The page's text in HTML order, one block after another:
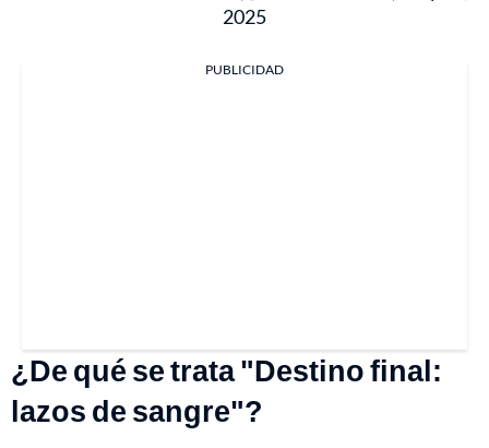
2025
PUBLICIDAD
¿De qué se trata "Destino final:
lazos de sangre"?